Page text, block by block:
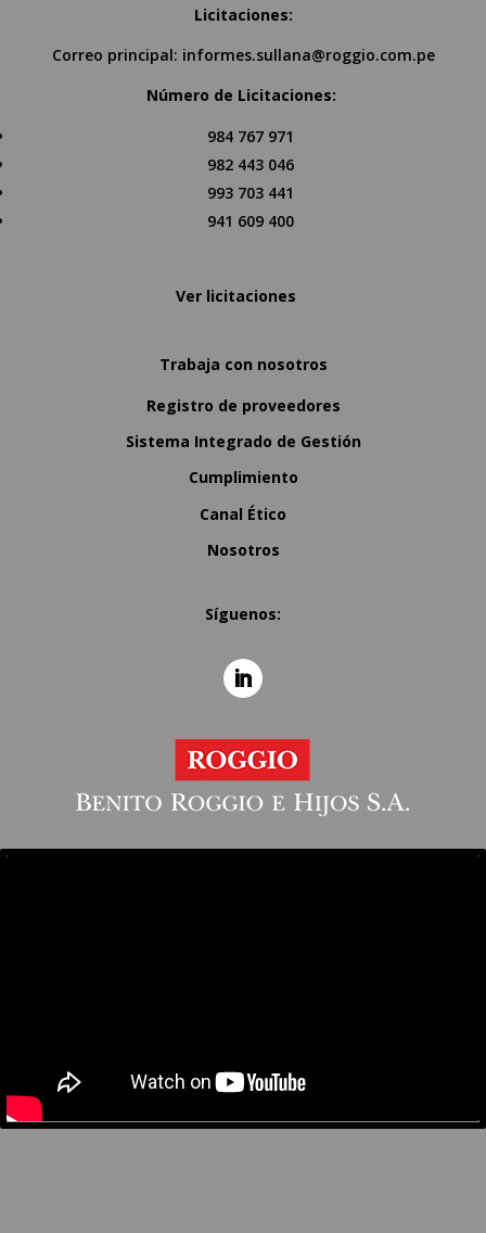
Licitaciones:
Correo principal: informes.sullana@roggio.com.pe
Número de Licitaciones:
984 767 971
982 443 046
993 703 441
941 609 400
Ver licitaciones
Trabaja con nosotros
Registro de proveedores
Sistema Integrado de Gestión
Cumplimiento
Canal Ético
Nosotros
Síguenos: